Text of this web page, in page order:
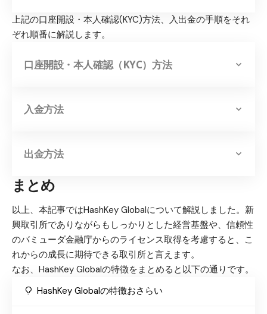
上記の口座開設・本人確認(KYC)方法、入出金の手順をそれ
ぞれ順番に解説します。
口座開設・本人確認（KYC）方法
入金方法
出金方法
まとめ
以上、本記事ではHashKey Globalについて解説しました。新
興取引所でありながらもしっかりとした経営基盤や、信頼性
のバミューダ金融庁からのライセンス取得を考慮すると、こ
れからの成長に期待できる取引所と言えます。
なお、HashKey Globalの特徴をまとめると以下の通りです。
HashKey Globalの特徴おさらい